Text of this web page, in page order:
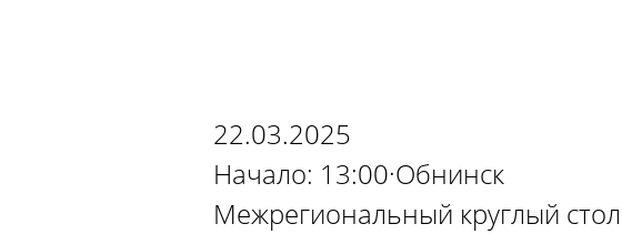
22.03.2025
Начало: 13:00·Обнинск
Межрегиональный круглый